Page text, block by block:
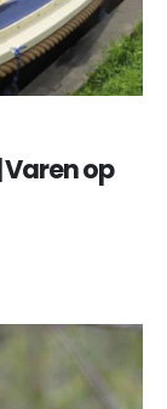
Varen op